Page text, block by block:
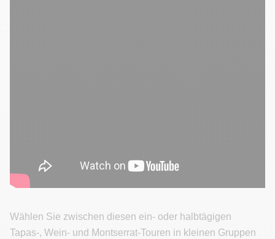
Wählen Sie zwischen diesen ein- oder halbtägigen
Tapas-, Wein- und Montserrat-Touren in kleinen Gruppen